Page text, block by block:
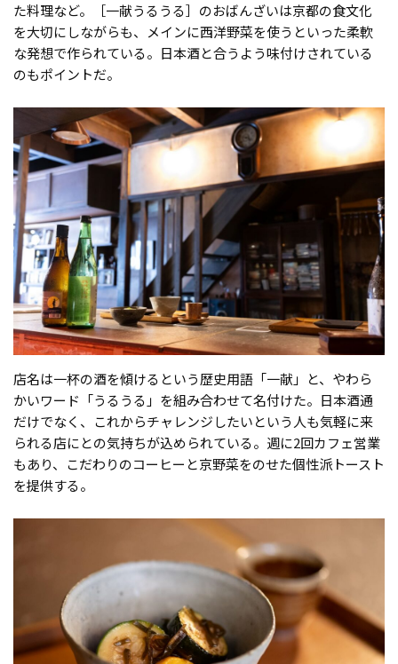
た料理など。［一献うるうる］のおばんざいは京都の食文化
を大切にしながらも、メインに西洋野菜を使うといった柔軟
な発想で作られている。日本酒と合うよう味付けされている
のもポイントだ。
店名は一杯の酒を傾けるという歴史用語「一献」と、やわら
かいワード「うるうる」を組み合わせて名付けた。日本酒通
だけでなく、これからチャレンジしたいという人も気軽に来
られる店にとの気持ちが込められている。週に2回カフェ営業
もあり、こだわりのコーヒーと京野菜をのせた個性派トースト
を提供する。